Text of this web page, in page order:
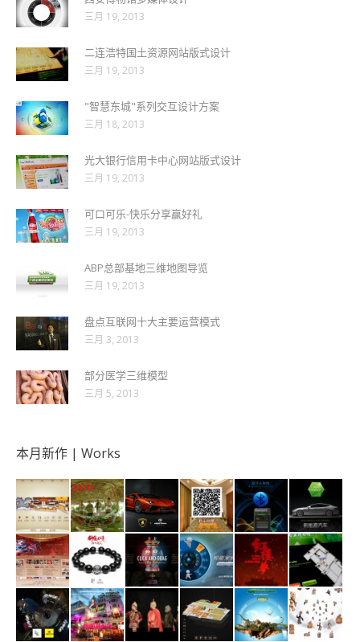
三月 19, 2013
二连浩特国土资源网站版式设计
三月 19, 2013
"智慧东城"系列交互设计方案
三月 18, 2013
光大银行信用卡中心网站版式设计
三月 19, 2013
可口可乐-快乐分享赢好礼
三月 19, 2013
ABP总部基地三维地图导览
三月 19, 2013
盘点互联网十大主要运营模式
三月 3, 2013
部分医学三维模型
三月 5, 2013
本月新作 | Works